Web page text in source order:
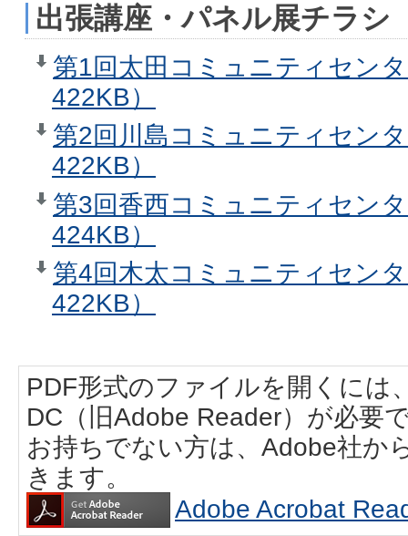
出張講座・パネル展チラシ
第1回太田コミュニティセン
422KB）
第2回川島コミュニティセン
422KB）
第3回香西コミュニティセン
424KB）
第4回木太コミュニティセン
422KB）
PDF形式のファイルを開くには
DC（旧Adobe Reader）が必要
お持ちでない方は、Adobe社か
きます。
Adobe Acrobat